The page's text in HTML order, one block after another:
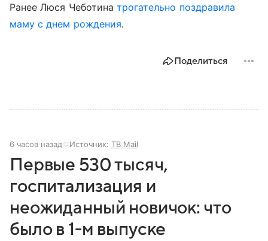
Ранее Люся Чеботина трогательно поздравила
маму с днем рождения.
Поделиться
6 часов назад Источник: ТВ Mail
Первые 530 тысяч,
госпитализация и
неожиданный новичок: что
было в 1-м выпуске